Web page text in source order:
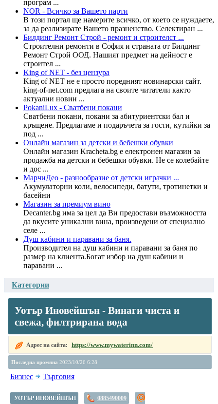
програм ...
NOR - Всичко за Вашето парти
В този портал ще намерите всичко, от което се нуждаете,
за да реализирате Вашето празненство. Селектиран ...
Билдинг Ремонт Строй - ремонт и строителст ...
Строителни ремонти в София и страната от Билдинг
Ремонт Строй ООД. Нашият предмет на дейност е
строител ...
King of NET - без цензура
King of NET не е просто поредният новинарски сайт.
king-of-net.com предлага на своите читатели както
актуални новин ...
PokaniLux - Сватбени покани
Сватбени покани, покани за абитуриентски бал и
кръщене. Предлагаме и подаръчета за гости, кутийки за
под ...
Онлайн магазин за детски и бебешки обувки
Онлайн магазин Kracheta.bg е електронен магазин за
продажба на детски и бебешки обувки. Не се колебайте
и дос ...
МарчиДео - разнообразие от детски играчки ...
Акумулаторни коли, велосипеди, батути, тротинетки и
басейни
Магазин за премиум вино
Decanter.bg има за цел да Ви предостави възможността
да вкусите уникални вина, произведени от специално
селе ...
Душ кабини и паравани за баня.
Производител на душ кабини и паравани за баня по
размер на клиента.Богат избор на душ кабини и
паравани ...
Категории
Уотър Иновейшън - Винаги чиста и
свежа, филтрирана вода
Адрес на сайта: https://www.mywaterinn.com/
Последна промяна 2023/10/26 6:28
Бизнес Търговия
УОТЪР ИНОВЕЙШЪН 0885490009